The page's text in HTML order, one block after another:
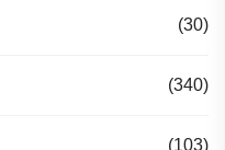
(30)
(340)
(103)